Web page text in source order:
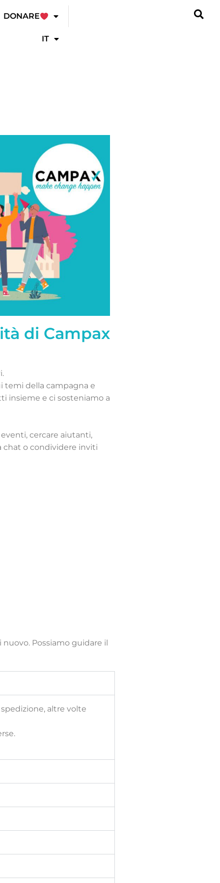
DONARE
IT
di Campax
temi della campagna e
insieme e ci sosteniamo a
cercare aiutanti,
chat o condividere inviti
Possiamo guidare il
altre volte